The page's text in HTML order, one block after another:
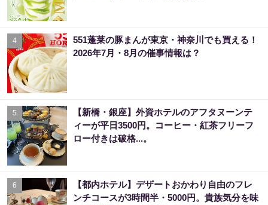
4
551蓬莱の豚まんが東京・神奈川でも買える！
2026年7月・8月の催事情報は？
5
【新橋・銀座】外資ホテルのアフタヌーンテ
ィーが平日3500円。コーヒー・紅茶フリーフ
ロー付きは破格...。
6
【都内ホテル】デザートおかわり自由のフレ
ンチコースが3時間半・5000円。貴族気分を味